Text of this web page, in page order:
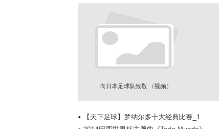
向日本足球队致敬 （视频）
【天下足球】罗纳尔多十大经典比赛_1